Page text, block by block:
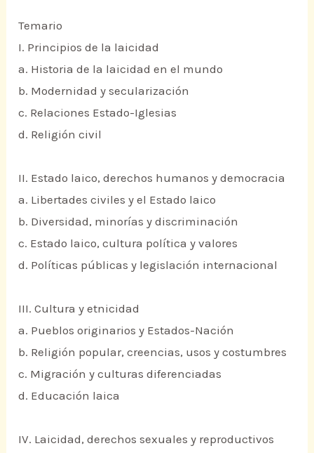
Temario
I. Principios de la laicidad
a. Historia de la laicidad en el mundo
b. Modernidad y secularización
c. Relaciones Estado-Iglesias
d. Religión civil
II. Estado laico, derechos humanos y democracia
a. Libertades civiles y el Estado laico
b. Diversidad, minorías y discriminación
c. Estado laico, cultura política y valores
d. Políticas públicas y legislación internacional
III. Cultura y etnicidad
a. Pueblos originarios y Estados-Nación
b. Religión popular, creencias, usos y costumbres
c. Migración y culturas diferenciadas
d. Educación laica
IV. Laicidad, derechos sexuales y reproductivos